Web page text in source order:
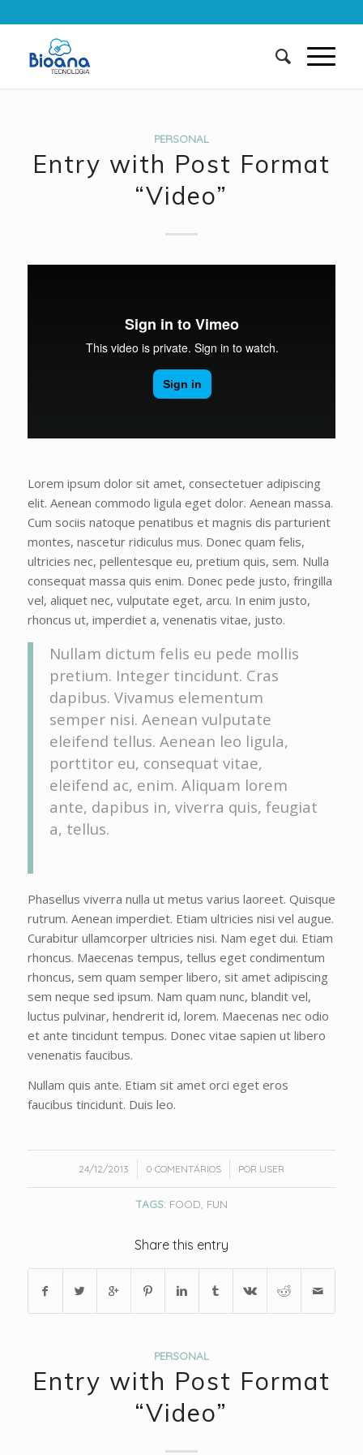
PERSONAL
Entry with Post Format
“Video”
Lorem ipsum dolor sit amet, consectetuer adipiscing
elit. Aenean commodo ligula eget dolor. Aenean massa.
Cum sociis natoque penatibus et magnis dis parturient
montes, nascetur ridiculus mus. Donec quam felis,
ultricies nec, pellentesque eu, pretium quis, sem. Nulla
consequat massa quis enim. Donec pede justo, fringilla
vel, aliquet nec, vulputate eget, arcu. In enim justo,
rhoncus ut, imperdiet a, venenatis vitae, justo.
Nullam dictum felis eu pede mollis
pretium. Integer tincidunt. Cras
dapibus. Vivamus elementum
semper nisi. Aenean vulputate
eleifend tellus. Aenean leo ligula,
porttitor eu, consequat vitae,
eleifend ac, enim. Aliquam lorem
ante, dapibus in, viverra quis, feugiat
a, tellus.
Phasellus viverra nulla ut metus varius laoreet. Quisque
rutrum. Aenean imperdiet. Etiam ultricies nisi vel augue.
Curabitur ullamcorper ultricies nisi. Nam eget dui. Etiam
rhoncus. Maecenas tempus, tellus eget condimentum
rhoncus, sem quam semper libero, sit amet adipiscing
sem neque sed ipsum. Nam quam nunc, blandit vel,
luctus pulvinar, hendrerit id, lorem. Maecenas nec odio
et ante tincidunt tempus. Donec vitae sapien ut libero
venenatis faucibus.
Nullam quis ante. Etiam sit amet orci eget eros
faucibus tincidunt. Duis leo.
24/12/2013
/ 0 COMENTÁRIOS
/ POR USER
TAGS: FOOD, FUN
Share this entry
PERSONAL
Entry with Post Format
“Video”